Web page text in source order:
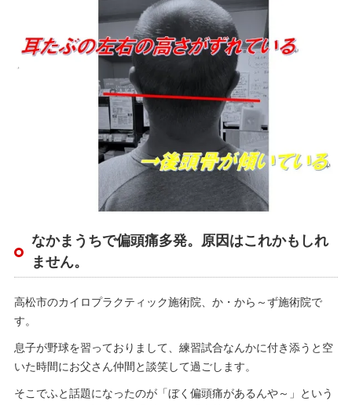
なかまうちで偏頭痛多発。原因はこれかもしれ
ません。
高松市のカイロプラクティック施術院、か・から～ず施術院で
す。
息子が野球を習っておりまして、練習試合なんかに付き添うと空
いた時間にお父さん仲間と談笑して過ごします。
そこでふと話題になったのが「ぼく偏頭痛があるんや～」という